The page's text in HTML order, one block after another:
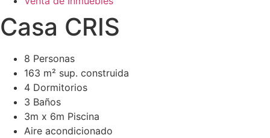
Casa CRIS
8 Personas
163 m² sup. construida
4 Dormitorios
3 Baños
3m x 6m Piscina
Aire acondicionado